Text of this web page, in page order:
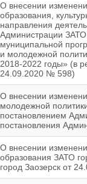
О внесении
образования,
направления
Администрации
муниципальной
и молодежной
2018-2022 годы» (в
24.09.2020 № 598)
О внесении
молодежной
постановлением
постановления
О внесении
образования ЗАТО
город Заозерск от